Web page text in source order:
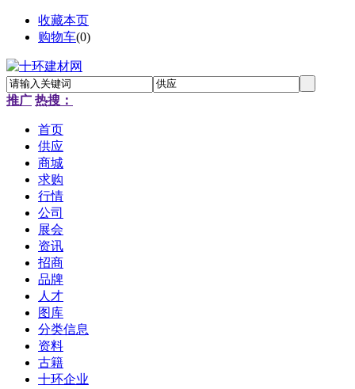
收藏本页
购物车(0)
推广 热搜：
首页
供应
商城
求购
行情
公司
展会
资讯
招商
品牌
人才
图库
分类信息
资料
古籍
十环企业